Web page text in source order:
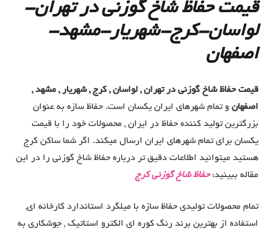
قیمت حفاظ شاخ گوزنی در تهران-
لواسان-کرج-شهریار-مشهد-
اصفهان
قیمت حفاظ شاخ گوزنی در تهران , لواسان , کرج , شهریار , مشهد ,
اصفهان و تمام شهرهای ایران یکسان است. حفاظ سازه به عنوان
بزرگترین تولید کننده حفاظ در ایران , محصولات خود را با قیمت
یکسان برای تمام شهرهای ایران ارسال میکند. اگر شما ساکن کرج
هستید میتوانید اطلاعات دقیق تر درباره حفاظ شاخ گوزنی را در این
مقاله ببینید:حفاظ شاخ گوزنی کرج
تمام محصولات تولیدی حفاظ سازه با میلگرد استاندارد کارخانه ای,
استفاده از بهترین برند رنگ کوره ای الکترو استاتیک , جوشکاری به